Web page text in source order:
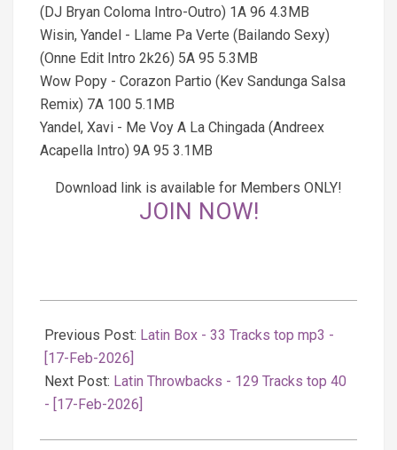
(DJ Bryan Coloma Intro-Outro) 1A 96 4.3MB
Wisin, Yandel - Llame Pa Verte (Bailando Sexy)
(Onne Edit Intro 2k26) 5A 95 5.3MB
Wow Popy - Corazon Partio (Kev Sandunga Salsa
Remix) 7A 100 5.1MB
Yandel, Xavi - Me Voy A La Chingada (Andreex
Acapella Intro) 9A 95 3.1MB
Download link is available for Members ONLY!
JOIN NOW!
02-
17
Previous Post: Latin Box - 33 Tracks top mp3 -
[17-Feb-2026]
Next Post: Latin Throwbacks - 129 Tracks top 40
- [17-Feb-2026]